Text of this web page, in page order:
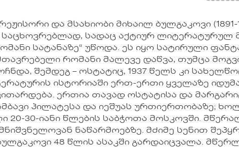
და მსახიობი მიხაილ ბულგაკოვი (1891-
საცხოვრებლად, სადაც აქტიურ ლიტერატურულ
სატანაზე“ უწოდა. ეს იყო სატირული
რომანი მალევე დაწვა, თუმცა
შემდეგ – ოსტატიც, 1937 წელს კი
ისტორიაში ერთ-ერთი ყველაზე
ერთია თავად ოსტატისა და
პილატესა და იეშუას ურთიერთობაზე;
20-30-იანი წლების საბჭოთა მოსკოვში.
ნაწარმოებზე. მძიმე სენით
48 წლის ასაკში გარდაიცვალა.